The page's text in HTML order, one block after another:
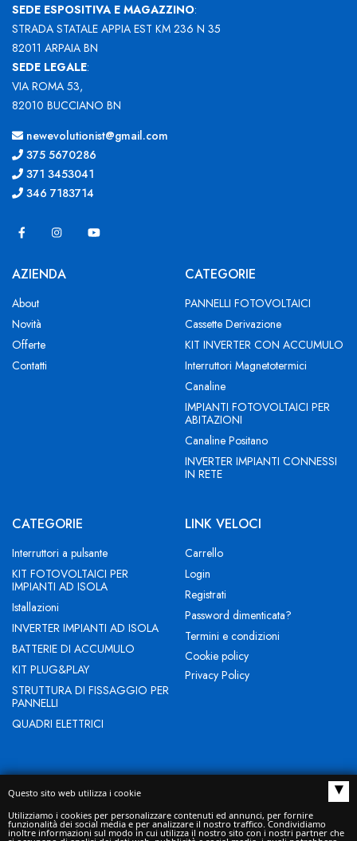
SEDE ESPOSITIVA E MAGAZZINO:
STRADA STATALE APPIA EST KM 236 N 35
82011 ARPAIA BN
SEDE LEGALE:
VIA ROMA 53,
82010 BUCCIANO BN
newevolutionist@gmail.com
375 5670286
371 3453041
346 7183714
AZIENDA
About
Novità
Offerte
Contatti
CATEGORIE
PANNELLI FOTOVOLTAICI
Cassette Derivazione
KIT INVERTER CON ACCUMULO
Interruttori Magnetotermici
Canaline
IMPIANTI FOTOVOLTAICI PER
ABITAZIONI
Canaline Positano
INVERTER IMPIANTI CONNESSI
IN RETE
CATEGORIE
Interruttori a pulsante
KIT FOTOVOLTAICI PER
IMPIANTI AD ISOLA
Istallazioni
INVERTER IMPIANTI AD ISOLA
BATTERIE DI ACCUMULO
KIT PLUG&PLAY
STRUTTURA DI FISSAGGIO PER
PANNELLI
QUADRI ELETTRICI
LINK VELOCI
Carrello
Login
Registrati
Password dimenticata?
Termini e condizioni
Cookie policy
Privacy Policy
VIA ROMA 53 CAP 82010 - Domicilio digitale/PEC
Questo sito web utilizza i cookie ▴
Utilizziamo i cookies per personalizzare contenuti ed annunci, per fornire
funzionalità dei social media e per analizzare il nostro traffico. Condividiamo
inoltre informazioni sul modo in cui utilizza il nostro sito con i nostri partner che